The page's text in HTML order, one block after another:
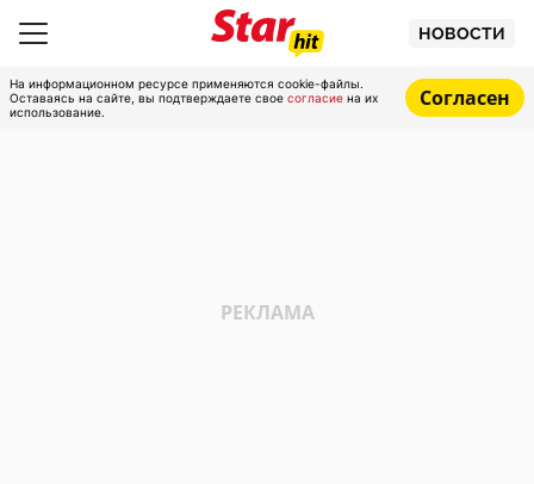
НОВОСТИ
На информационном ресурсе применяются cookie-файлы.
Оставаясь на сайте, вы подтверждаете свое согласие на их
использование.
Согласен